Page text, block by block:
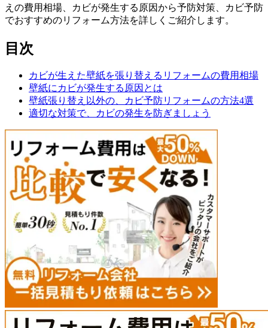
えの費用相場、カビが発生する原因から予防対策、カビ予防
でおすすめのリフォーム方法を詳しくご紹介します。
目次
カビが生えた壁紙を張り替えるリフォームの費用相場
壁紙にカビが発生する原因とは
壁紙張り替え以外の、カビ予防リフォームの方法4選
適切な対策で、カビの発生を防ぎましょう